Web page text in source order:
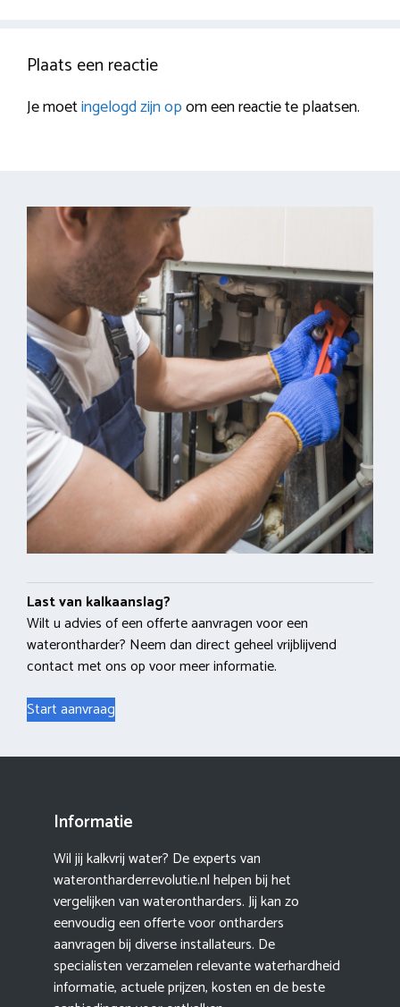
Plaats een reactie
Je moetingelogd zijn opom een reactie te plaatsen.
Last van kalkaanslag?
Wilt u advies of een offerte aanvragen voor een
waterontharder? Neem dan direct geheel vrijblijvend
contact met ons op voor meer informatie.
Start aanvraag
Informatie
Wil jij kalkvrij water? De experts van
waterontharderrevolutie.nl helpen bij het
vergelijken van waterontharders. Jij kan zo
eenvoudig een offerte voor ontharders
aanvragen bij diverse installateurs. De
specialisten verzamelen relevante waterhardheid
informatie, actuele prijzen, kosten en de beste